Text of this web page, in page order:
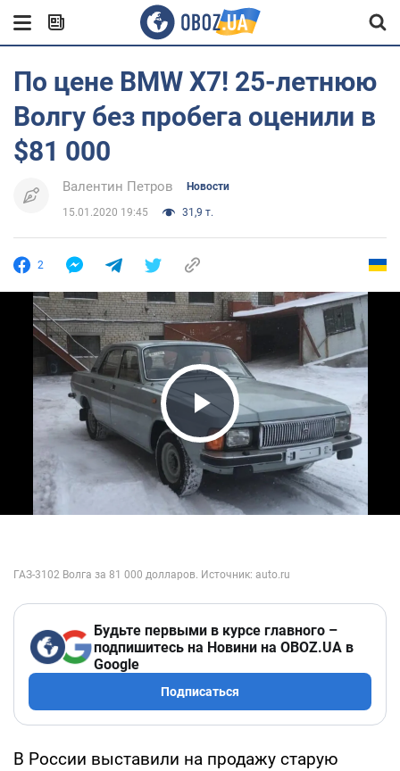
По цене BMW X7! 25-летнюю
Волгу без пробега оценили в
$81 000
Валентин Петров Новости
15.01.2020 19:45 31,9 т.
2
Play Video
Будьте первыми в курсе главного –
подпишитесь на Новини на OBOZ.UA в
Google
Подписаться
В России выставили на продажу старую